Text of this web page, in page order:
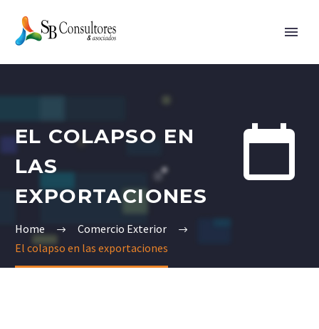


EL COLAPSO EN
LAS
EXPORTACIONES
Home
Comercio Exterior
El colapso en las exportaciones